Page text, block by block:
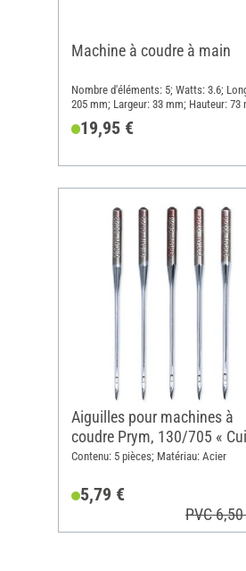
Machine à coudre à main
Nombre d'éléments: 5; Watts: 3.6;
205 mm; Largeur: 33 mm; Hauteur: 73
19,95 €
Aiguilles pour machines à
coudre Prym, 130/705 «
Contenu: 5 pièces; Matériau: Acier
5,79 €
PVC